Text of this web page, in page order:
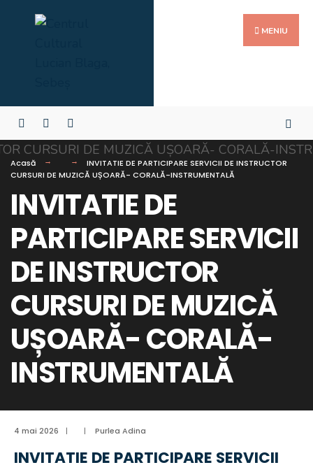
MENIU
Acasă
INVITATIE DE PARTICIPARE SERVICII DE INSTRUCTOR
CURSURI DE MUZICĂ UȘOARĂ- CORALĂ-INSTRUMENTALĂ
INVITATIE DE
PARTICIPARE SERVICII
DE INSTRUCTOR
CURSURI DE MUZICĂ
UȘOARĂ- CORALĂ-
INSTRUMENTALĂ
4 mai 2026 | | Purlea Adina
INVITATIE DE PARTICIPARE SERVICII